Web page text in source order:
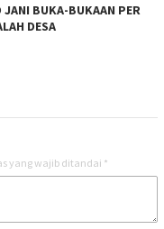
JANI BUKA-BUKAAN PER
DESA
yang wajib ditandai *